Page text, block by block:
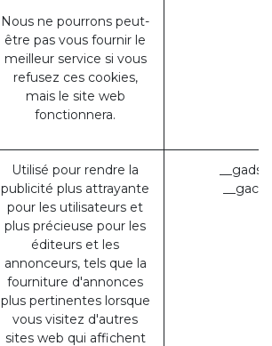
Nous ne pourrons peut-
être pas vous fournir le
meilleur service si vous
refusez ces cookies,
mais le site web
fonctionnera.
Utilisé pour rendre la
publicité plus attrayante
pour les utilisateurs et
plus précieuse pour les
éditeurs et les
annonceurs, tels que la
fourniture d'annonces
plus pertinentes lorsque
vous visitez d'autres
sites web qui affichent
__gads
__gac